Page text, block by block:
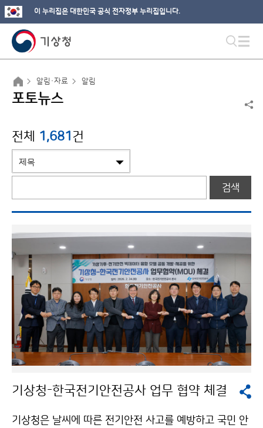
이 누리집은 대한민국 공식 전자정부 누리집입니다.
알림·자료 알림
포토뉴스
전체 1,681건
검색
기상청-한국전기안전공사 업무 협약 체결
기상청은 날씨에 따른 전기안전 사고를 예방하고 국민 안